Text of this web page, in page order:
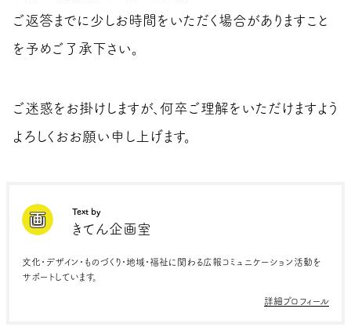
ご返答までに少しお時間をいただく場合がありますこと
を予めご了承下さい。
ご迷惑をお掛けしますが、何卒ご理解をいただけますよう
よろしくおお願い申し上げます。
Text by
きてん企画室
文化・デザイン・ものづくり・地域・福祉に関わる広報コミュニケーション活動を
サポートしています。
詳細プロフィール